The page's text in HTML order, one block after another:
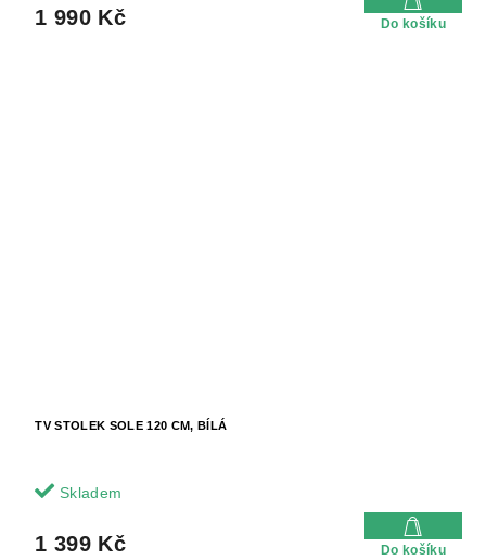
1 990 Kč Do košíku
TV STOLEK SOLE 120 CM, BÍLÁ
Skladem
1 399 Kč Do košíku